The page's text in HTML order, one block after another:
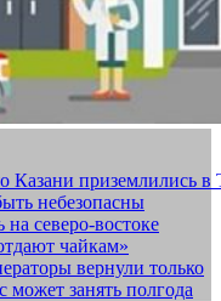
Казани приземлились в
небезопасны
северо-востоке
чайкам»
вернули только
может занять полгода